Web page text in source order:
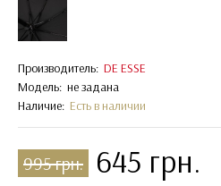
Производитель: DE ESSE
Модель: не задана
Наличие: Есть в наличии
995 грн. 645 грн.